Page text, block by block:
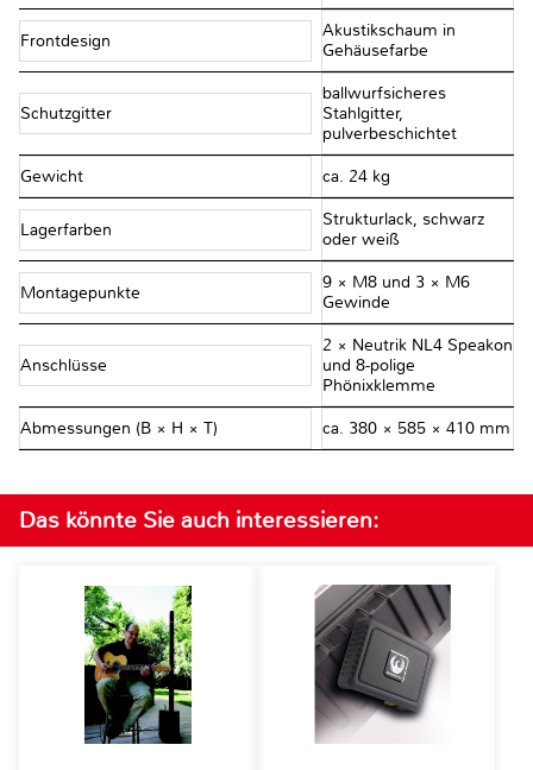
Frontdesign
Akustikschaum in
Gehäusefarbe
Schutzgitter
ballwurfsicheres
Stahlgitter,
pulverbeschichtet
Gewicht ca. 24 kg
Lagerfarben
Strukturlack, schwarz
oder weiß
Montagepunkte
9 × M8 und 3 × M6
Gewinde
Anschlüsse
2 × Neutrik NL4 Speakon
und 8-polige
Phönixklemme
Abmessungen (B × H × T) ca. 380 × 585 × 410 mm
Das könnte Sie auch interessieren: